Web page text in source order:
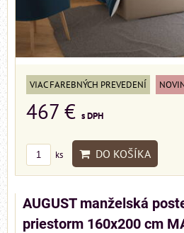
VIAC FAREBNÝCH PREVEDENÍ
467 € s DPH
ks DO KOŠÍKA
AUGUST manželská
priestorm 160x200 cm